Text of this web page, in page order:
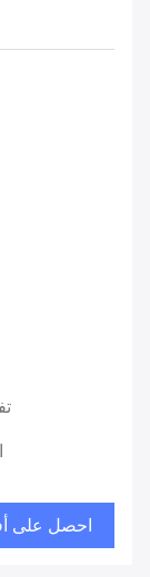
احصل على